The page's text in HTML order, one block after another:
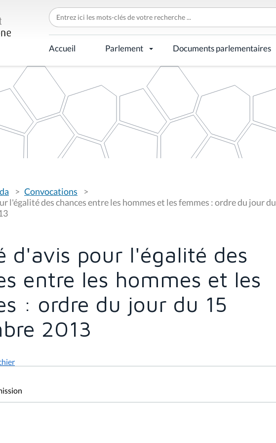
C
h
e
r
c
h
r
p
Accueil Parlement Documents parlementaires
Convocations
l'égalité des chances entre les hommes et les femmes : ordre du jour du
d'avis pour l'égalité des
entre les hommes et les
: ordre du jour du 15
2013